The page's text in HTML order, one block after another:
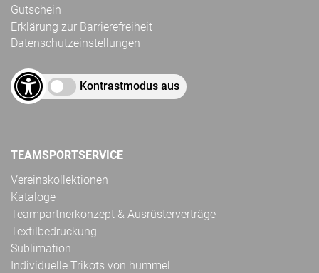
Gutschein
Erklärung zur Barrierefreiheit
Datenschutzeinstellungen
Kontrastmodus aus
TEAMSPORTSERVICE
Vereinskollektionen
Kataloge
Teampartnerkonzept & Ausrüsterverträge
Textilbedruckung
Sublimation
Individuelle Trikots von hummel